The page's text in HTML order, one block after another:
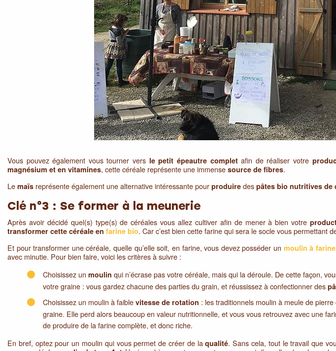
Vous pouvez également vous tourner vers le petit épeautre completafin de réaliser votre
magnésium et en vitamines, cette céréale représente une immense source de fibres.
Le maïs représente également une alternative intéressante pour produire des pâtes bio nutritives de
Clé n°3 : Se former à la meunerie
Après avoir décidé quel(s) type(s) de céréales vous allez cultiver afin de mener à bien votre
transformer cette céréale en farine bio. Car c’est bien cette farine qui sera le socle vous permettant
Et pour transformer une céréale, quelle qu’elle soit, en farine, vous devez posséder un moulin à
avec minutie. Pour bien faire, voici les critères à suivre :
Choisissez un moulin qui n’écrase pas votre céréale, mais qui la déroule. De cette façon,
votre graine : vous gardez chacune des parties du grain, et réussissez à confectionner des
Choisissez un moulin à faible vitesse de rotation : les traditionnels moulin à meule de
graine. Elle perd alors beaucoup en valeur nutritionnelle, et vous vous retrouvez avec une
de produire de la farine complète, et donc riche.
En bref, optez pour un moulin qui vous permet de créer de laqualité. Sans cela, tout le travail que